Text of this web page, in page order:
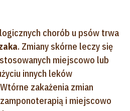
chorób u psów trwa
. Zmiany skórne leczy się
stosowanych miejscowo lub
innych leków
zakażenia zmian
i miejscowo